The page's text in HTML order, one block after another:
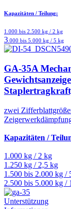
Kapazitäten / Teilung:
1.000 bis 2.500 kg / 2 kg
3.000 bis 5.000 kg / 5 kg
GA-35A
zwei
Kapazitäten /
1.000 kg / 2 kg
1.250 kg / 2,5 kg
1.500 bis 2.000 kg /
2.500 bis 5.000 kg /
Unterstützung